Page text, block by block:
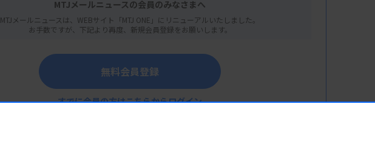
MTJメールニュースの会員のみなさまへ
MTJメールニュースは、WEBサイト「MTJ ONE」にリニューアルいたしました。
お手数ですが、下記より再度、新規会員登録をお願いします。
無料会員登録
すでに会員の方はこちらからログイン